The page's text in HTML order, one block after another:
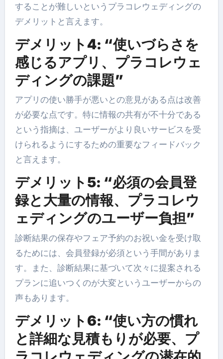
することが難しいというプラコレウェディングの
デメリットと言えます。
デメリット4: “使いづらさを
感じるアプリ、プラコレウェ
ディングの課題”
アプリの使い勝手が悪いとの意見がある点は改善
が必要な点です。特に情報の共有が不十分である
という指摘は、ユーザーがより良いサービスを受
けられるようにするための重要なフィードバック
と言えます。
デメリット5: “必須の会員登
録と大量の情報、プラコレウ
ェディングのユーザー負担”
診断結果の保存やフェア予約のお祝い金を受け取
るためには、会員登録が必須という手間がありま
す。また、診断結果に基づいて次々に提案される
プランに追いつくのが大変というユーザーからの
声もあります。
デメリット6: “使い方の慣れ
と詳細な見積もりが必要、プ